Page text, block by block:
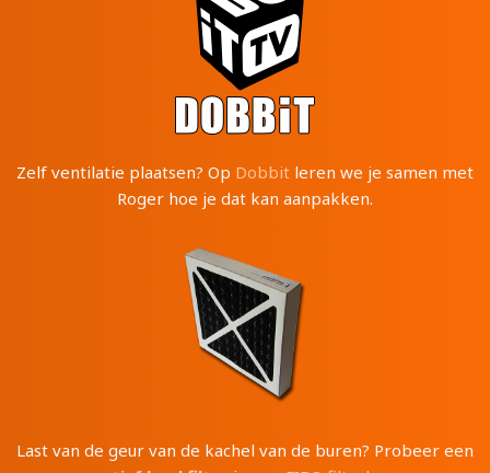
Zelf ventilatie plaatsen? Op Dobbit leren we je samen met
Roger hoe je dat kan aanpakken.
Last van de geur van de kachel van de buren? Probeer een